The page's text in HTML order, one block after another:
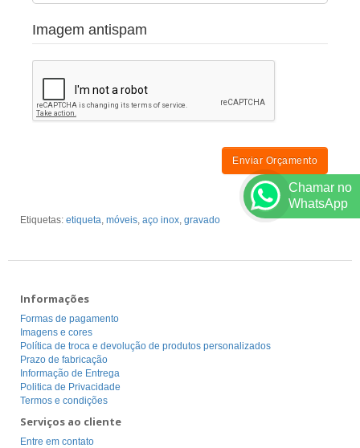
Imagem antispam
Enviar Orçamento
Etiquetas: etiqueta, móveis, aço inox, gravado
Informações
Formas de pagamento
Imagens e cores
Política de troca e devolução de produtos personalizados
Prazo de fabricação
Informação de Entrega
Politica de Privacidade
Termos e condições
Serviços ao cliente
Entre em contato
Chamar no
WhatsApp